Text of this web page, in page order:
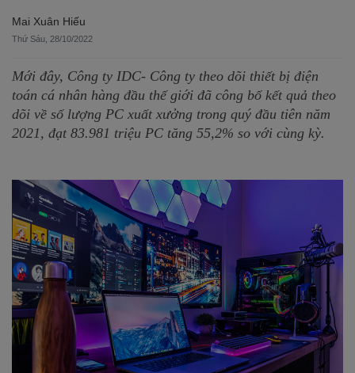
Mai Xuân Hiếu
Thứ Sáu, 28/10/2022
Mới đây, Công ty IDC- Công ty theo dõi thiết bị điện
toán cá nhân hàng đầu thế giới đã công bố kết quả theo
dõi về số lượng PC xuất xưởng trong quý đầu tiên năm
2021, đạt 83.981 triệu PC tăng 55,2% so với cùng kỳ.